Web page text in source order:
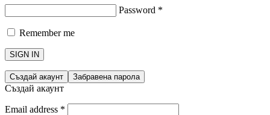
Password *
Remember me
SIGN IN
Създай акаунт Забравена парола
Създай акаунт
Email address *